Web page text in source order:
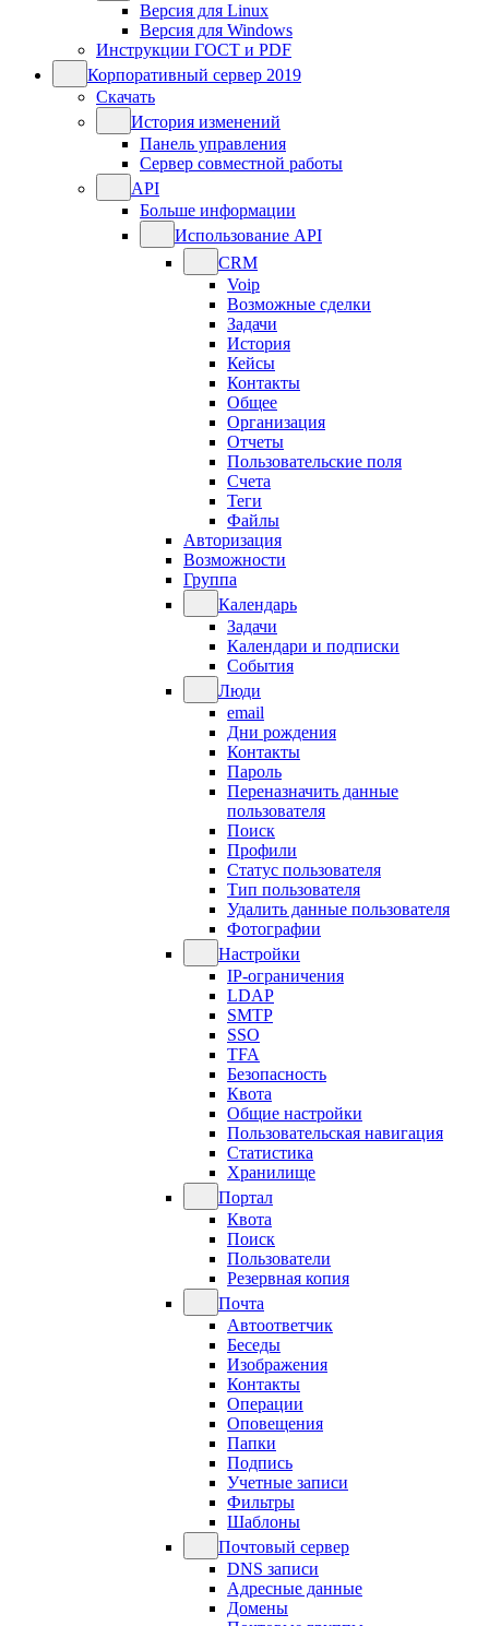
Версия для Linux
Версия для Windows
Инструкции ГОСТ и PDF
Корпоративный сервер 2019
Скачать
История изменений
Панель управления
Сервер совместной работы
API
Больше информации
Использование API
CRM
Voip
Возможные сделки
Задачи
История
Кейсы
Контакты
Общее
Организация
Отчеты
Пользовательские поля
Счета
Теги
Файлы
Авторизация
Возможности
Группа
Календарь
Задачи
Календари и подписки
События
Люди
email
Дни рождения
Контакты
Пароль
Переназначить данные
пользователя
Поиск
Профили
Статус пользователя
Тип пользователя
Удалить данные пользователя
Фотографии
Настройки
IP-ограничения
LDAP
SMTP
SSO
TFA
Безопасность
Квота
Общие настройки
Пользовательская навигация
Статистика
Хранилище
Портал
Квота
Поиск
Пользователи
Резервная копия
Почта
Автоответчик
Беседы
Изображения
Контакты
Операции
Оповещения
Папки
Подпись
Учетные записи
Фильтры
Шаблоны
Почтовый сервер
DNS записи
Адресные данные
Домены